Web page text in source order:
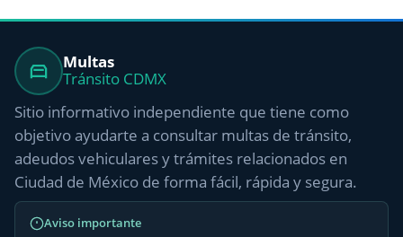
Multas
Tránsito CDMX
Sitio informativo independiente que tiene como
objetivo ayudarte a consultar multas de tránsito,
adeudos vehiculares y trámites relacionados en
Ciudad de México de forma fácil, rápida y segura.
Aviso importante